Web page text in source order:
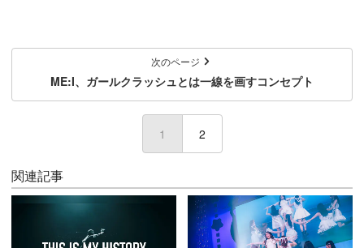
次のページ
ME:I、ガールクラッシュとは一線を画すコンセプト
1 (current)
2
関連記事